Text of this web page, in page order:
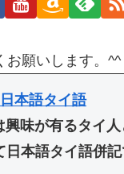
お願いします。^^
本語タイ語
味が有るタイ
本語タイ語併記